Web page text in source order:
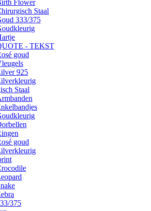
Flower
Staal
333/375
- TEKST
goud
925
Staal
goud
375